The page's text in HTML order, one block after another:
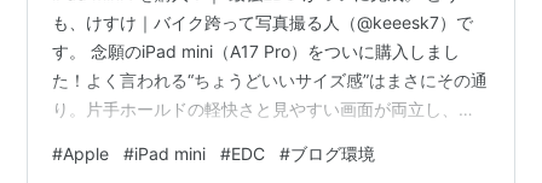
も、けすけ｜バイク跨って写真撮る人（@keeesk7）で
す。 念願のiPad mini（A17 Pro）をついに購入しまし
た！よく言われる“ちょうどいいサイズ感”はまさにその通
り。片手ホールドの軽快さと見やすい画面が両立し、
では下記の3つを紹介します。 iPad miniの開封レビュー
#Apple #iPad mini #EDC #ブログ環境